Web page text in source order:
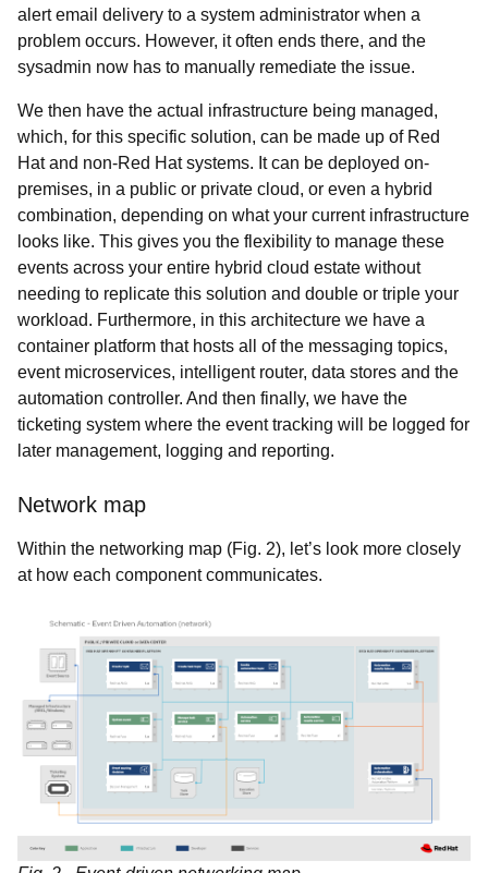
alert email delivery to a system administrator when a
problem occurs. However, it often ends there, and the
sysadmin now has to manually remediate the issue.
We then have the actual infrastructure being managed,
which, for this specific solution, can be made up of Red
Hat and non-Red Hat systems. It can be deployed on-
premises, in a public or private cloud, or even a hybrid
combination, depending on what your current infrastructure
looks like. This gives you the flexibility to manage these
events across your entire hybrid cloud estate without
needing to replicate this solution and double or triple your
workload. Furthermore, in this architecture we have a
container platform that hosts all of the messaging topics,
event microservices, intelligent router, data stores and the
automation controller. And then finally, we have the
ticketing system where the event tracking will be logged for
later management, logging and reporting.
Network map
Within the networking map (Fig. 2), let’s look more closely
at how each component communicates.